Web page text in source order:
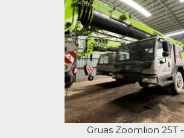
Gruas Zoomlion 25T -